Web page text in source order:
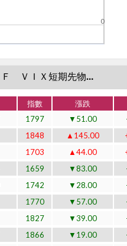
0
国際のＥＴＦ ＶＩＸ短期先物指数 (J1552)近二十日表現
指數 漲跌
1797 ▼51.00
1848 ▲145.00
1703 ▲44.00
1659 ▼83.00
1742 ▼28.00
1770 ▼57.00
1827 ▼39.00
1866 ▼19.00